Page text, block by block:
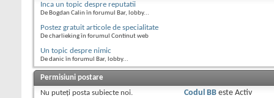
Inca un topic despre reputatii
De Bogdan Calin în forumul Bar, lobby...
Postez gratuit articole de specialitate
De charlieking în forumul Continut web
Un topic despre nimic
De danic în forumul Bar, lobby...
Permisiuni postare
Nu puteţi posta subiecte noi.
Codul BBeste Activ